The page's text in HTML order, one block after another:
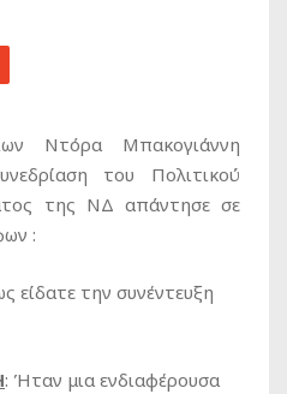
Ντόρα Μπακογιάννη
του Πολιτικού
της ΝΔ απάντησε σε
:
είδατε την συνέντευξη
: Ήταν μια ενδιαφέρουσα